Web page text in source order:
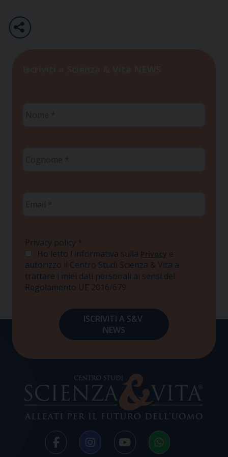
Privacy policy *
Ho letto l'informativa sulla Privacy e
autorizzo il Centro Studi Scienza & Vita a
trattare i miei dati personali ai sensi del
Regolamento UE 2016/679